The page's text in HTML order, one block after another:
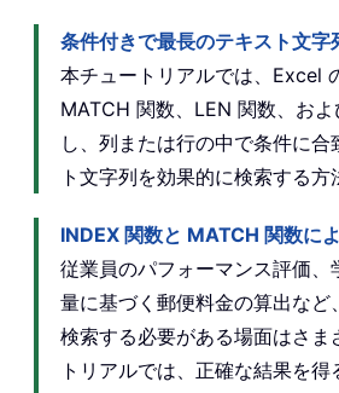
条件付きで最長のテキスト文字
本チュートリアルでは、Excel
MATCH 関数、LEN 関数、お
し、列または行の中で条件に合
ト文字列を効果的に検索する方
INDEX 関数と MATCH 関数に
従業員のパフォーマンス評価、
量に基づく郵便料金の算出な
検索する必要がある場面はさま
トリアルでは、正確な結果を